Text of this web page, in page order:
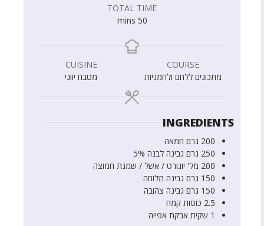
TOTAL TIME
50
mins
COURSE
מתכונים ללחם ולחמניות
CUISINE
מטבח יווני
INGREDIENTS
200 גרם חמאה
250 גרם גבינה לבנה 5%
200 מל' יוגורט / אשל / שמנת חמוצה
150 גרם גבינה מלוחה
150 גרם גבינה צהובה
2.5 כוסות קמח
1 שקית אבקת אפייה